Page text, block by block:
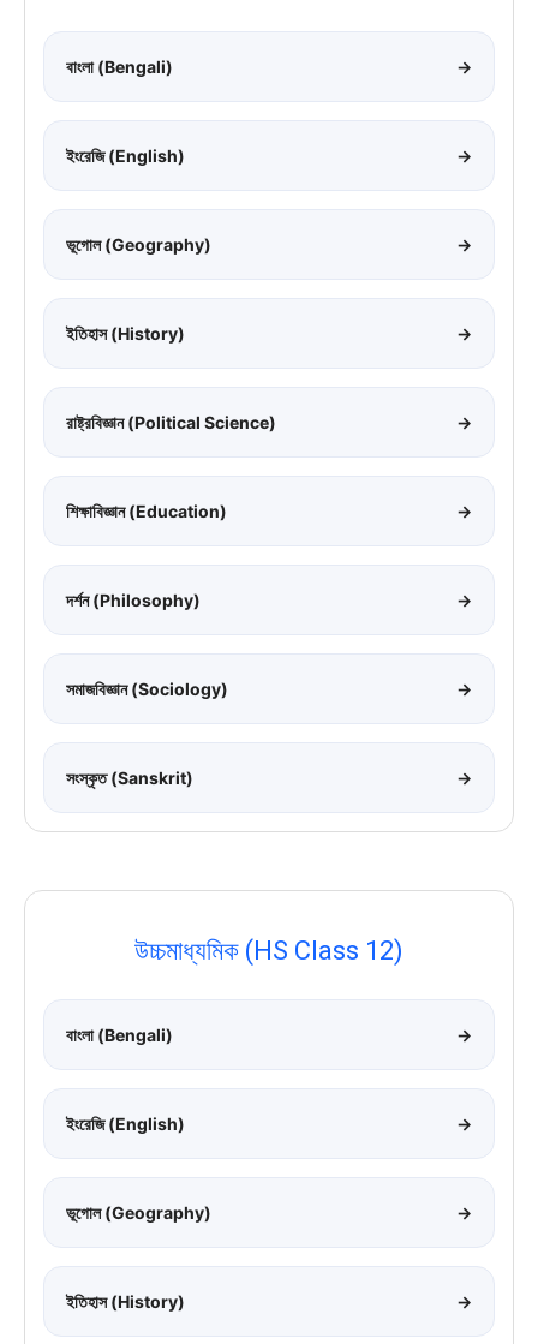
বাংলা (Bengali) →
ইংরেজি (English) →
ভূগোল (Geography) →
ইতিহাস (History) →
রাষ্ট্রবিজ্ঞান (Political Science) →
শিক্ষাবিজ্ঞান (Education) →
দর্শন (Philosophy) →
সমাজবিজ্ঞান (Sociology) →
সংস্কৃত (Sanskrit) →
উচ্চমাধ্যমিক (HS Class 12)
বাংলা (Bengali) →
ইংরেজি (English) →
ভূগোল (Geography) →
ইতিহাস (History) →